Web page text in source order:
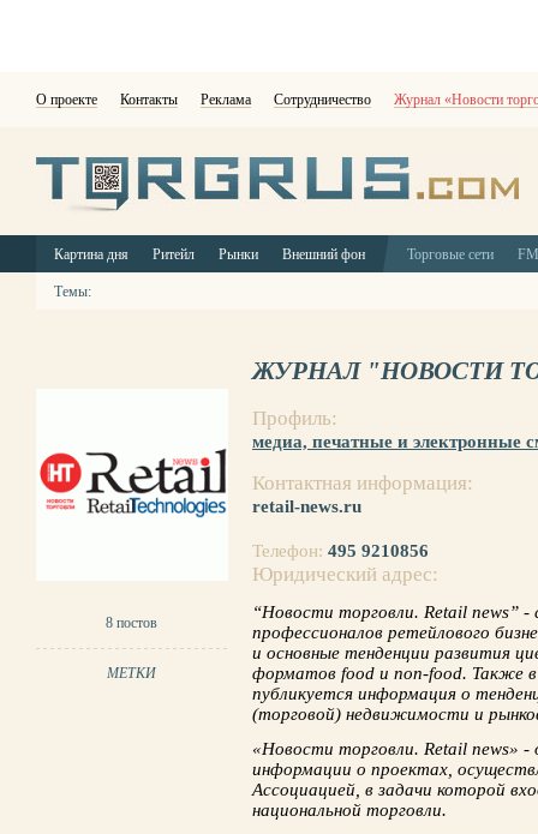
О проекте Контакты Реклама Сотрудничество Журнал «Новости
Картина дня Ритейл Рынки Внешний фон Торговые сети
Темы:
8 постов
МЕТКИ
ЖУРНАЛ "НОВОСТИ
Профиль:
медиа, печатные и электронные
Контактная информация:
retail-news.ru
Телефон: 495 9210856
Юридический адрес:
“Новости торговли. Retail news” -
профессионалов ретейлового
и основные тенденции развития
форматов food и non-food. Также
публикуется информация о
(торговой) недвижимости и
«Новости торговли. Retail news» -
информации о проектах,
Ассоциацией, в задачи которой
национальной торговли.